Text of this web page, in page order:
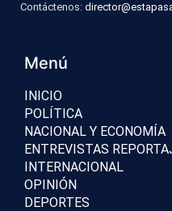
Contáctenos:
Menú
INICIO
POLÍTICA
NACIONAL Y ECONOMÍA
ENTREVISTAS
INTERNACIONAL
OPINIÓN
DEPORTES